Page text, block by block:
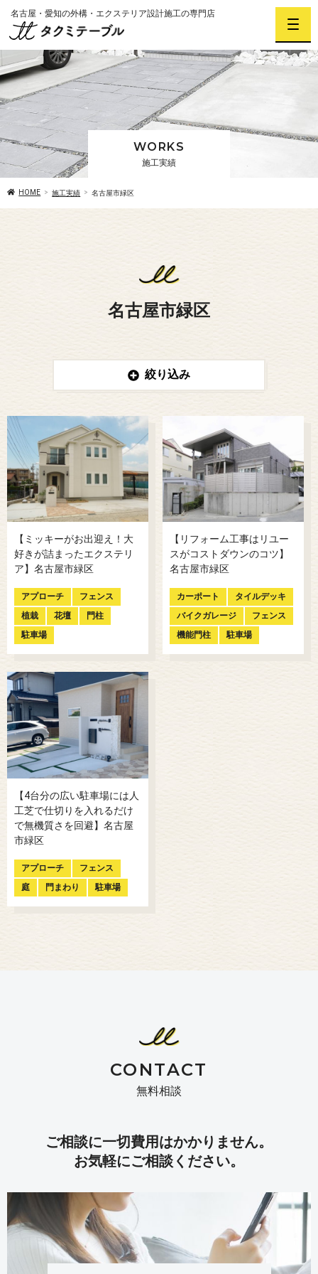
名古屋・愛知の外構・エクステリア設計施工の専門店
WORKS
施工実績
HOME 施工実績 名古屋市緑区
名古屋市緑区
絞り込み
【ミッキーがお出迎え！大
好きが詰まったエクステリ
ア】名古屋市緑区
アプローチ
フェンス
植栽
花壇
門柱
駐車場
【リフォーム工事はリユー
スがコストダウンのコツ】
名古屋市緑区
カーポート
タイルデッキ
バイクガレージ
フェンス
機能門柱
駐車場
【4台分の広い駐車場には人
工芝で仕切りを入れるだけ
で無機質さを回避】名古屋
市緑区
アプローチ
フェンス
庭
門まわり 駐車場
CONTACT
無料相談
ご相談に一切費用はかかりません。
お気軽にご相談ください。